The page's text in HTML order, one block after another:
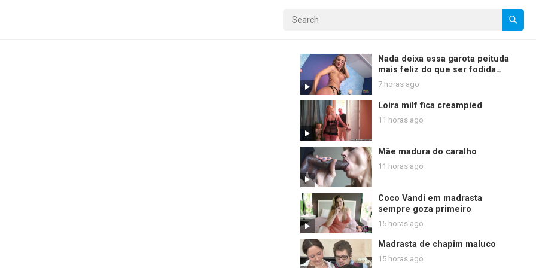
Nada deixa essa garota peituda
mais feliz do que ser fodida
com força
7 horas ago
Loira milf fica creampied
11 horas ago
Mãe madura do caralho
11 horas ago
Coco Vandi em madrasta
sempre goza primeiro
15 horas ago
Madrasta de chapim maluco
15 horas ago